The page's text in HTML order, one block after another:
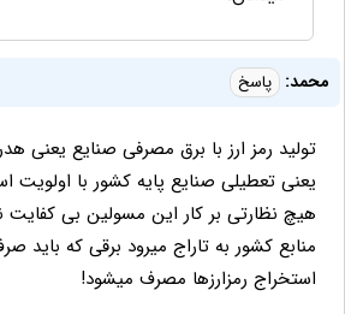
محمد: پاسخ
تولید رمز ارز با برق مصرفی صنایع یعنی
یعنی تعطیلی صنایع پایه کشور با اولویت
هیچ نظارتی بر کار این مسولین بی
منابع کشور به تاراج میرود برقی که باید
استخراج رمزارزها مصرف میشود!